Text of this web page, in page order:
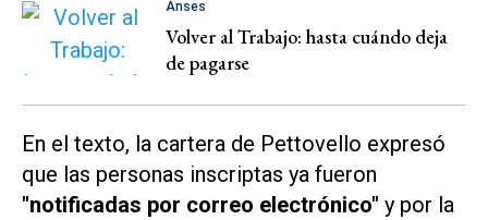
Anses
Volver al Trabajo: hasta cuándo deja
de pagarse
En el texto, la cartera de Pettovello expresó
que las personas inscriptas ya fueron
"notificadas por correo electrónico" y por la